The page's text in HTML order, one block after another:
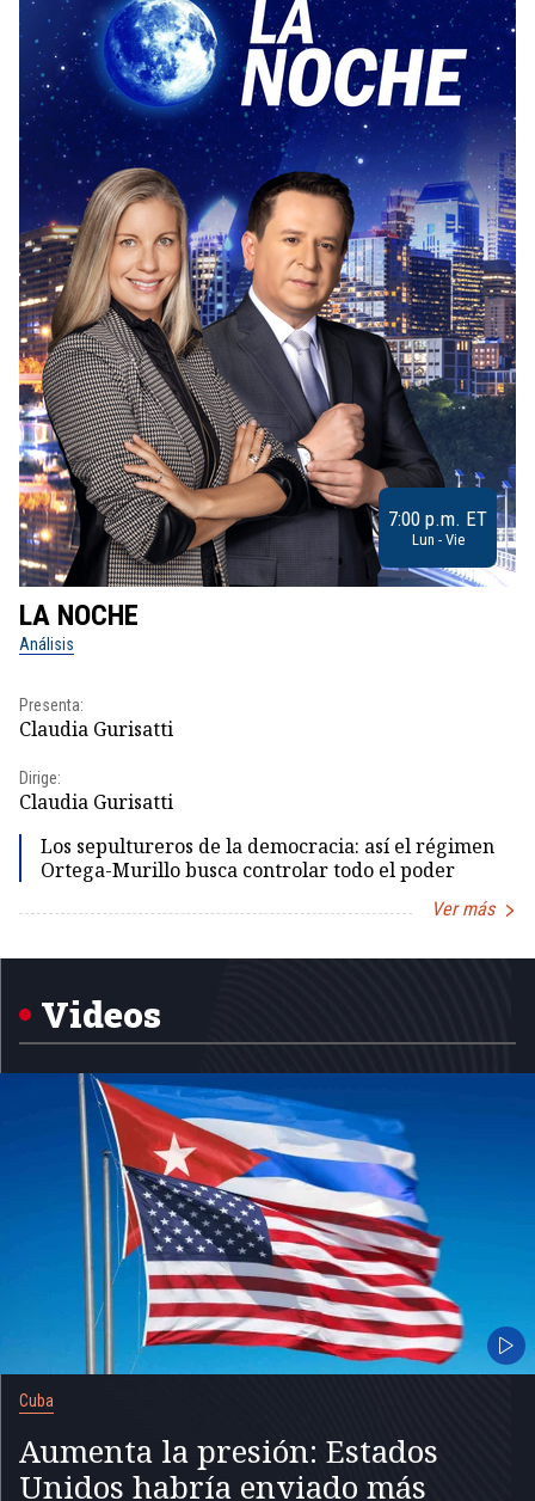
7:00 p.m. ET
Lun - Vie
LA NOCHE
Análisis
Presenta:
Claudia Gurisatti
Dirige:
Claudia Gurisatti
Los sepultureros de la democracia: así el régimen
Ortega-Murillo busca controlar todo el poder
Ver más
1
Videos
Cuba
Aumenta la presión: Estados
Unidos habría enviado más